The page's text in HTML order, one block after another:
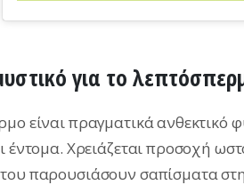
για το
είναι πραγματικά
έντομα. Χρειάζεται προσοχή
παρουσιάσουν σαπίσματα